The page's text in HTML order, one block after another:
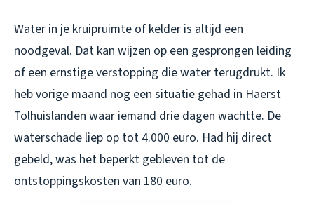
Water in je kruipruimte of kelder is altijd een
noodgeval. Dat kan wijzen op een gesprongen leiding
of een ernstige verstopping die water terugdrukt. Ik
heb vorige maand nog een situatie gehad in Haerst
Tolhuislanden waar iemand drie dagen wachtte. De
waterschade liep op tot 4.000 euro. Had hij direct
gebeld, was het beperkt gebleven tot de
ontstoppingskosten van 180 euro.